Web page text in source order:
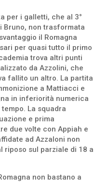
per i galletti, che al 3°
Bruno, non trasformata
il Romagna
per quasi tutto il primo
trova altri punti
da Azzolini, che
fallito un altro. La partita
a Mattiacci e
in inferiorità numerica
La squadra
e prima
due volte con Appiah e
ad Azzaloni non
riposo sul parziale di 18 a
non bastano a